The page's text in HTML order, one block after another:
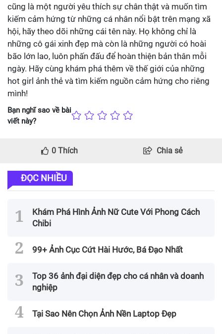
cũng là một người yêu thích sự chân thật và muốn tìm
kiếm cảm hứng từ những cá nhân nổi bật trên mạng xã
hội, hãy theo dõi những cái tên này. Họ không chỉ là
những cô gái xinh đẹp mà còn là những người có hoài
bão lớn lao, luôn phấn đấu để hoàn thiện bản thân mỗi
ngày. Hãy cùng khám phá thêm về thế giới của những
hot girl ảnh thẻ và tìm kiếm nguồn cảm hứng cho riêng
mình!
Bạn nghĩ sao về bài
viết này?
0 Thích Chia sẻ
ĐỌC NHIỀU
Khám Phá Hình Ảnh Nữ Cute Với Phong Cách
Chibi
99+ Ảnh Cục Cứt Hài Hước, Bá Đạo Nhất
Top 36 ảnh đại diện đẹp cho cá nhân và doanh
nghiệp
Tại Sao Nên Chọn Ảnh Nền Laptop Đẹp